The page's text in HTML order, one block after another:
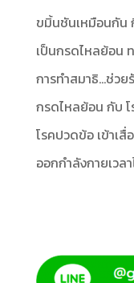
ขมิ้นชันเหมือนกัน
เป็นกรดไหลย้อน
การทำสมาธิ…ช่วย
กรดไหลย้อน กับ โ
โรคปวดข้อ เข้าเ
ออกกำลังกายเวล